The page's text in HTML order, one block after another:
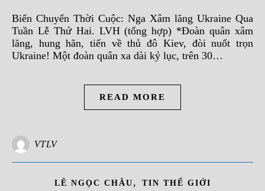
Biến Chuyển Thời Cuộc: Nga Xâm lăng Ukraine Qua
Tuần Lễ Thứ Hai. LVH (tổng hợp) *Đoàn quân xâm
lăng, hung hãn, tiến về thủ đô Kiev, đòi nuốt trọn
Ukraine! Một đoàn quân xa dài kỷ lục, trên 30…
READ MORE
VTLV
LÊ NGỌC CHÂU , TIN THẾ GIỚI